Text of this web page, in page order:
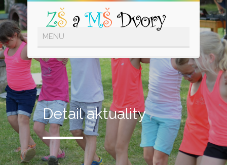
Detail aktuality